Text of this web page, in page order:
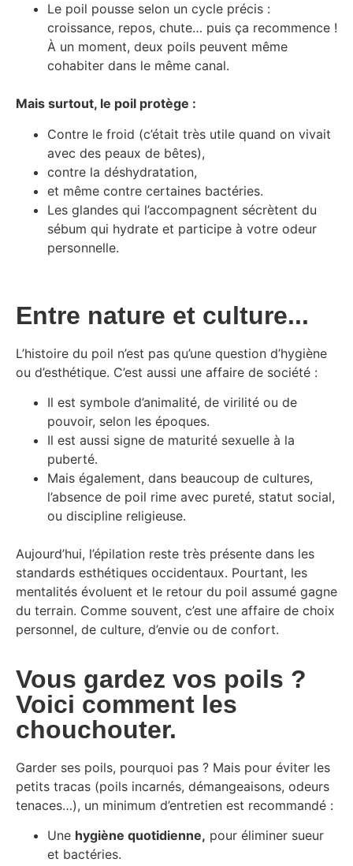
Le poil pousse selon un cycle précis :
croissance, repos, chute… puis ça recommence !
À un moment, deux poils peuvent même
cohabiter dans le même canal.
Mais surtout, le poil protège :
Contre le froid (c’était très utile quand on vivait
avec des peaux de bêtes),
contre la déshydratation,
et même contre certaines bactéries.
Les glandes qui l’accompagnent sécrètent du
sébum qui hydrate et participe à votre odeur
personnelle.
Entre nature et culture...
L’histoire du poil n’est pas qu’une question d’hygiène
ou d’esthétique. C’est aussi une affaire de société :
Il est symbole d’animalité, de virilité ou de
pouvoir, selon les époques.
Il est aussi signe de maturité sexuelle à la
puberté.
Mais également, dans beaucoup de cultures,
l’absence de poil rime avec pureté, statut social,
ou discipline religieuse.
Aujourd’hui, l’épilation reste très présente dans les
standards esthétiques occidentaux. Pourtant, les
mentalités évoluent et le retour du poil assumé gagne
du terrain. Comme souvent, c’est une affaire de choix
personnel, de culture, d’envie ou de confort.
Vous gardez vos poils ?
Voici comment les
chouchouter.
Garder ses poils, pourquoi pas ? Mais pour éviter les
petits tracas (poils incarnés, démangeaisons, odeurs
tenaces…), un minimum d’entretien est recommandé :
Une hygiène quotidienne, pour éliminer sueur
et bactéries.